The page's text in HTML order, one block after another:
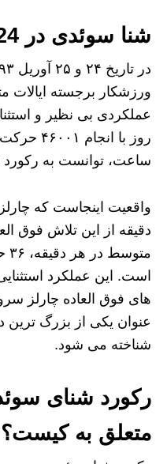
شنا سوئدی در 24 ساعت
ورزشکار برجسته ایالات
عملکردی بی‌ نظیر و
ساعت، توانست به
دقیقه از این تلاش فوق‌
است. این عملکرد
های فوق‌ العاده چارلز
عنوان یکی از بزرگ‌ ترین
شناخته می‌ شود.
رکورد شنای
متعلق به کیست؟